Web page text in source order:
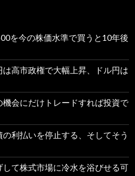
を今の株価水準で買うと10年後
高市政権で大幅上昇、ドル円は
会にだけトレードすれば投資で
利払いを停止する、そしてそう
て株式市場に冷水を浴びせる可